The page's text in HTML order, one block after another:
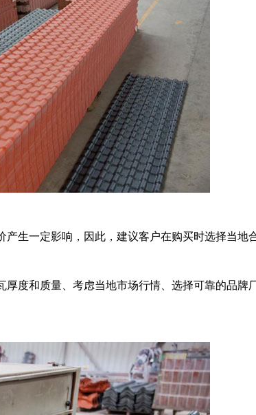
生一定影响，因此，建议客户在购买时选择当地
度和质量、考虑当地市场行情、选择可靠的品牌